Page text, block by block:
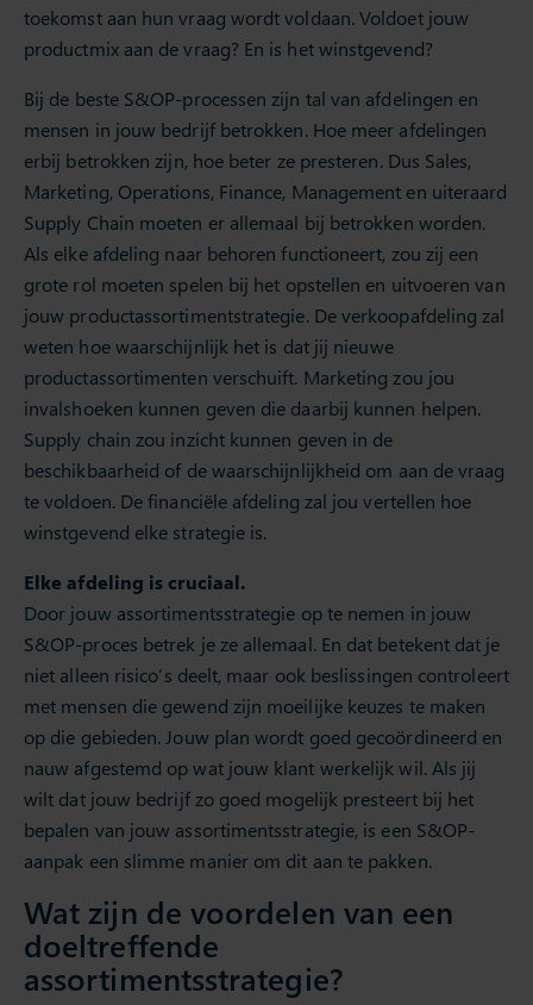
toekomst aan hun vraag wordt voldaan. Voldoet jouw
productmix aan de vraag? En is het winstgevend?
Bij de beste S&OP-processen zijn tal van afdelingen en
mensen in jouw bedrijf betrokken. Hoe meer afdelingen
erbij betrokken zijn, hoe beter ze presteren. Dus Sales,
Marketing, Operations, Finance, Management en uiteraard
Supply Chain moeten er allemaal bij betrokken worden.
Als elke afdeling naar behoren functioneert, zou zij een
grote rol moeten spelen bij het opstellen en uitvoeren van
jouw productassortimentstrategie. De verkoopafdeling zal
weten hoe waarschijnlijk het is dat jij nieuwe
productassortimenten verschuift. Marketing zou jou
invalshoeken kunnen geven die daarbij kunnen helpen.
Supply chain zou inzicht kunnen geven in de
beschikbaarheid of de waarschijnlijkheid om aan de vraag
te voldoen. De financiële afdeling zal jou vertellen hoe
winstgevend elke strategie is.
Elke afdeling is cruciaal.
Door jouw assortimentsstrategie op te nemen in jouw
S&OP-proces betrek je ze allemaal. En dat betekent dat je
niet alleen risico’s deelt, maar ook beslissingen controleert
met mensen die gewend zijn moeilijke keuzes te maken
op die gebieden. Jouw plan wordt goed gecoördineerd en
nauw afgestemd op wat jouw klant werkelijk wil. Als jij
wilt dat jouw bedrijf zo goed mogelijk presteert bij het
bepalen van jouw assortimentsstrategie, is een S&OP-
aanpak een slimme manier om dit aan te pakken.
Wat zijn de voordelen van een
doeltreffende
assortimentsstrategie?